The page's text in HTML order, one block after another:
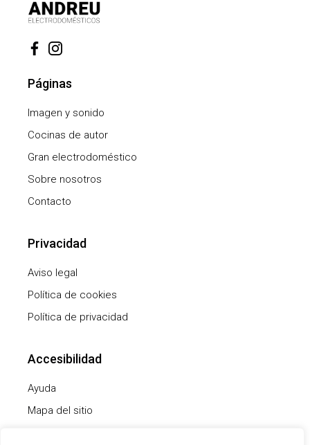
Páginas
Imagen y sonido
Cocinas de autor
Gran electrodoméstico
Sobre nosotros
Contacto
Privacidad
Aviso legal
Política de cookies
Política de privacidad
Accesibilidad
Ayuda
Mapa del sitio